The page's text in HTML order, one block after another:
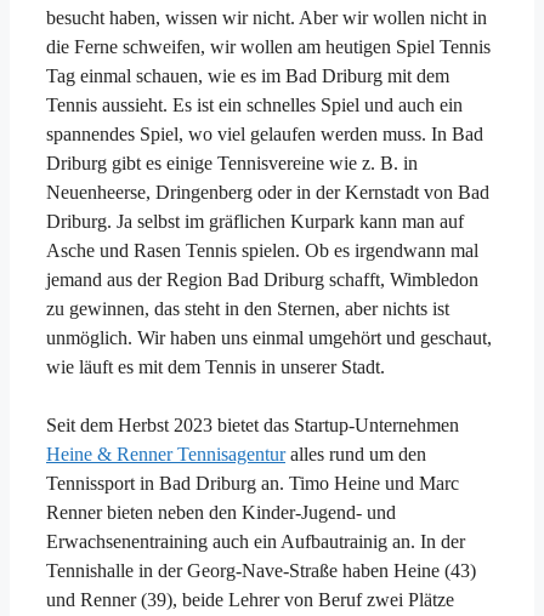
besucht haben, wissen wir nicht. Aber wir wollen nicht in
die Ferne schweifen, wir wollen am heutigen Spiel Tennis
Tag einmal schauen, wie es im Bad Driburg mit dem
Tennis aussieht. Es ist ein schnelles Spiel und auch ein
spannendes Spiel, wo viel gelaufen werden muss. In Bad
Driburg gibt es einige Tennisvereine wie z. B. in
Neuenheerse, Dringenberg oder in der Kernstadt von Bad
Driburg. Ja selbst im gräflichen Kurpark kann man auf
Asche und Rasen Tennis spielen. Ob es irgendwann mal
jemand aus der Region Bad Driburg schafft, Wimbledon
zu gewinnen, das steht in den Sternen, aber nichts ist
unmöglich. Wir haben uns einmal umgehört und geschaut,
wie läuft es mit dem Tennis in unserer Stadt.
Seit dem Herbst 2023 bietet das Startup-Unternehmen
Heine & Renner Tennisagenturalles rund um den
Tennissport in Bad Driburg an. Timo Heine und Marc
Renner bieten neben den Kinder-Jugend- und
Erwachsenentraining auch ein Aufbautrainig an. In der
Tennishalle in der Georg-Nave-Straße haben Heine (43)
und Renner (39), beide Lehrer von Beruf zwei Plätze